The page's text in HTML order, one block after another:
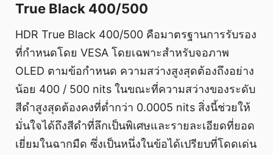
True Black 400/500
HDR True Black 400/500 คือมาตรฐานการรับรอง
ที่กำหนดโดย VESA โดยเฉพาะสำหรับจอภาพ
OLED ตามข้อกำหนด ความสว่างสูงสุดต้องถึงอย่าง
น้อย 400 / 500 nits ในขณะที่ความสว่างของระดับ
สีดำสูงสุดต้องคงที่ต่ำกว่า 0.0005 nits สิ่งนี้ช่วยให้
มั่นใจได้ถึงสีดำที่ลึกเป็นพิเศษและรายละเอียดที่ยอด
เยี่ยมในฉากมืด ซึ่งเป็นหนึ่งในข้อได้เปรียบที่โดดเด่น